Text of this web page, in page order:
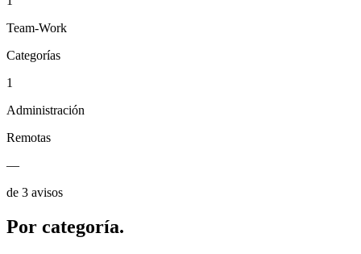
Team-Work
Categorías
1
Administración
Remotas
—
de 3 avisos
Por categoría.